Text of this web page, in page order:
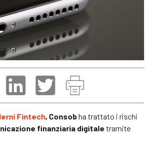
Fintech, Consobha trattato i rischi
finanziaria digitale tramite